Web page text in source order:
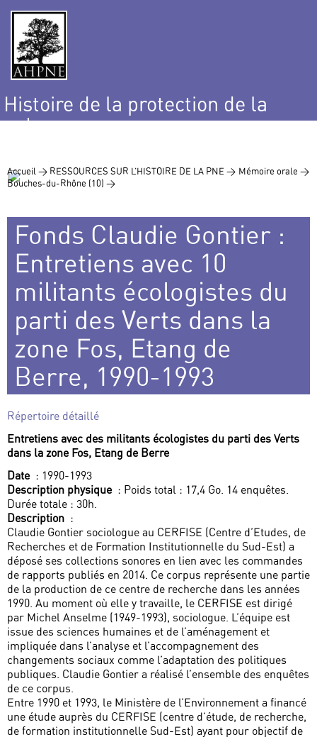
Histoire de la protection de la
nature
Accueil > RESSOURCES SUR L’HISTOIRE DE LA PNE > Mémoire orale >
Bouches-du-Rhône (10) >
Fonds Claudie Gontier :
Entretiens avec 10
militants écologistes du
parti des Verts dans la
zone Fos, Etang de
Berre, 1990-1993
Répertoire détaillé
Entretiens avec des militants écologistes du parti des Verts
dans la zone Fos, Etang de Berre
Date : 1990-1993
Description physique : Poids total : 17,4 Go. 14 enquêtes.
Durée totale : 30h.
Description :
Claudie Gontier sociologue au CERFISE (Centre d’Etudes, de
Recherches et de Formation Institutionnelle du Sud-Est) a
déposé ses collections sonores en lien avec les commandes
de rapports publiés en 2014. Ce corpus représente une partie
de la production de ce centre de recherche dans les années
1990. Au moment où elle y travaille, le CERFISE est dirigé
par Michel Anselme (1949-1993), sociologue. L’équipe est
issue des sciences humaines et de l’aménagement et
impliquée dans l’analyse et l’accompagnement des
changements sociaux comme l’adaptation des politiques
publiques. Claudie Gontier a réalisé l’ensemble des enquêtes
de ce corpus.
Entre 1990 et 1993, le Ministère de l’Environnement a financé
une étude auprès du CERFISE (centre d’étude, de recherche,
de formation institutionnelle Sud-Est) ayant pour objectif de